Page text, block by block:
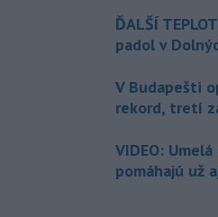
ĎALŠÍ
padol v
V Budapešti
rekord, tretí
VIDEO:
pomáhajú už